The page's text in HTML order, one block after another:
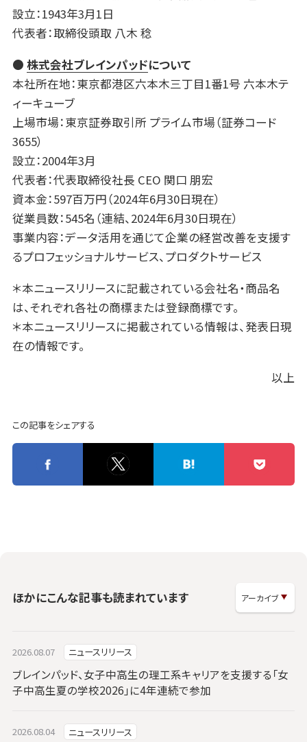
設立：1943年3月1日
代表者：取締役頭取 八木 稔
● 株式会社ブレインパッドについて
本社所在地：東京都港区六本木三丁目1番1号 六本木テ
ィーキューブ
上場市場：東京証券取引所 プライム市場（証券コード
3655）
設立：2004年3月
代表者：代表取締役社長 CEO 関口 朋宏
資本金：597百万円（2024年6月30日現在）
従業員数：545名（連結、2024年6月30日現在）
事業内容：データ活用を通じて企業の経営改善を支援す
るプロフェッショナルサービス、プロダクトサービス
＊本ニュースリリースに記載されている会社名・商品名
は、それぞれ各社の商標または登録商標です。
＊本ニュースリリースに掲載されている情報は、発表日現
在の情報です。
以上
この記事をシェアする
ほかにこんな記事も読まれています
2026.08.07 ニュースリリース
ブレインパッド、女子中高生の理工系キャリアを支援する「女
子中高生夏の学校2026」に4年連続で参加
2026.08.04 ニュースリリース